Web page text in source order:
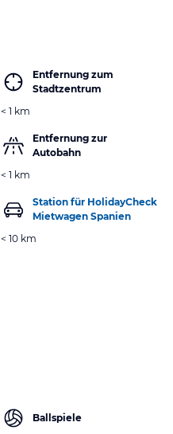
Entfernung zum
Stadtzentrum
< 1 km
Entfernung zur
Autobahn
< 1 km
Station für HolidayCheck
Mietwagen Spanien
< 10 km
Ballspiele